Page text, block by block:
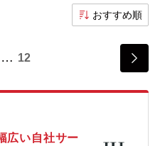
おすすめ順
12
広い自社サー